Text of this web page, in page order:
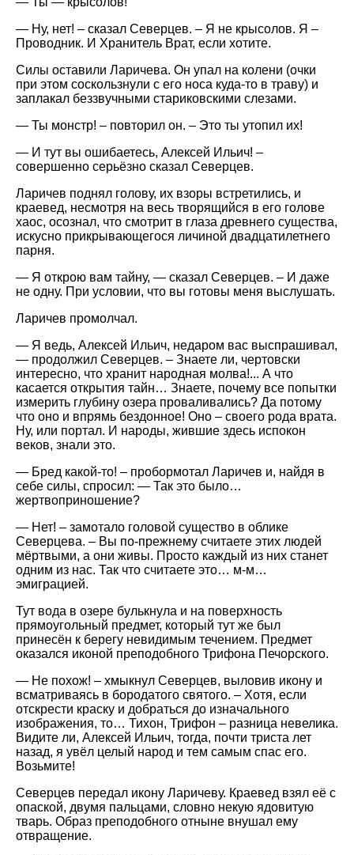
— Ну, нет! – сказал Северцев. – Я не крысолов. Я –
Проводник. И Хранитель Врат, если хотите.
Силы оставили Ларичева. Он упал на колени (очки
при этом соскользнули с его носа куда-то в траву) и
заплакал беззвучными стариковскими слезами.
— Ты монстр! – повторил он. – Это ты утопил их!
— И тут вы ошибаетесь, Алексей Ильич! –
совершенно серьёзно сказал Северцев.
Ларичев поднял голову, их взоры встретились, и
краевед, несмотря на весь творящийся в его голове
хаос, осознал, что смотрит в глаза древнего существа,
искусно прикрывающегося личиной двадцатилетнего
парня.
— Я открою вам тайну, — сказал Северцев. – И даже
не одну. При условии, что вы готовы меня выслушать.
Ларичев промолчал.
— Я ведь, Алексей Ильич, недаром вас выспрашивал,
— продолжил Северцев. – Знаете ли, чертовски
интересно, что хранит народная молва!... А что
касается открытия тайн… Знаете, почему все попытки
измерить глубину озера проваливались? Да потому
что оно и впрямь бездонное! Оно – своего рода врата.
Ну, или портал. И народы, жившие здесь испокон
веков, знали это.
— Бред какой-то! – пробормотал Ларичев и, найдя в
себе силы, спросил: — Так это было…
жертвоприношение?
— Нет! – замотало головой существо в облике
Северцева. – Вы по-прежнему считаете этих людей
мёртвыми, а они живы. Просто каждый из них станет
одним из нас. Так что считаете это… м-м…
эмиграцией.
Тут вода в озере булькнула и на поверхность
прямоугольный предмет, который тут же был
принесён к берегу невидимым течением. Предмет
оказался иконой преподобного Трифона Печорского.
— Не похож! – хмыкнул Северцев, выловив икону и
всматриваясь в бородатого святого. – Хотя, если
отскрести краску и добраться до изначального
изображения, то… Тихон, Трифон – разница невелика.
Видите ли, Алексей Ильич, тогда, почти триста лет
назад, я увёл целый народ и тем самым спас его.
Возьмите!
Северцев передал икону Ларичеву. Краевед взял её с
опаской, двумя пальцами, словно некую ядовитую
тварь. Образ преподобного отныне внушал ему
отвращение.